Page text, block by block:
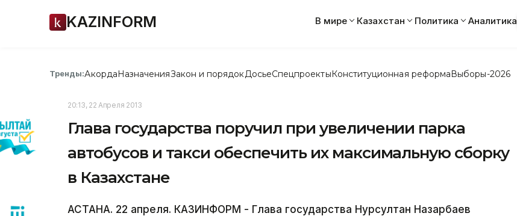
KAZINFORM В мире Казахстан Политика Аналитика
Тренды:АкордаНазначенияЗакон и порядок ДосьеСпецпроектыКонституционная реформаВыборы-2026
20:13, 22 Апреля 2013
Глава государства поручил при увеличении парка
автобусов и такси обеспечить их максимальную сборку
в Казахстане
АСТАНА. 22 апреля. КАЗИНФОРМ - Глава государства Нурсултан Назарбаев